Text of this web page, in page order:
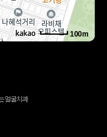
100m
빌딩 5층 503호
얼굴치과